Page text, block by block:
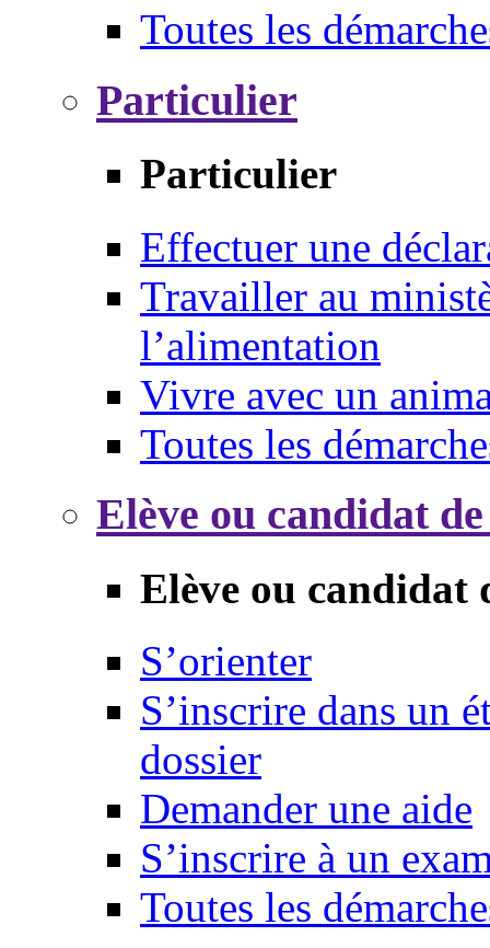
Toutes les
Particulier
Particulier
Effectuer une
Travailler au
l’alimentation
Vivre avec un
Toutes les
Elève ou candidat
Elève ou candidat
S’orienter
S’inscrire dans un
dossier
Demander une aide
S’inscrire à un
Toutes les